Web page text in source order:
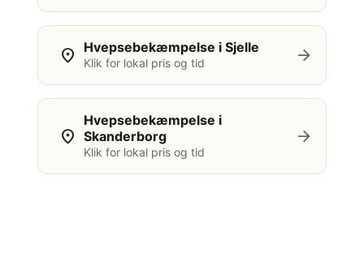
location_on Hvepsebekæmpelse i Sjelle
Klik for lokal pris og tid arrow_forward
location_on
Hvepsebekæmpelse i
Skanderborg
Klik for lokal pris og tid
arrow_forward